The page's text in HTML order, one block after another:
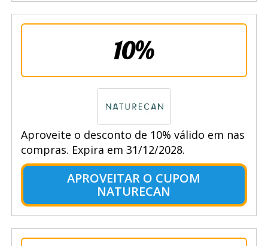
10%
Aproveite o desconto de 10% válido em nas
compras. Expira em 31/12/2028.
APROVEITAR O CUPOM
NATURECAN